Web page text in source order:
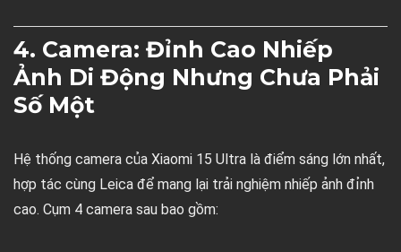
4. Camera: Đỉnh Cao Nhiếp
Ảnh Di Động Nhưng Chưa Phải
Số Một
Hệ thống camera của Xiaomi 15 Ultra là điểm sáng lớn nhất,
hợp tác cùng Leica để mang lại trải nghiệm nhiếp ảnh đỉnh
cao. Cụm 4 camera sau bao gồm: